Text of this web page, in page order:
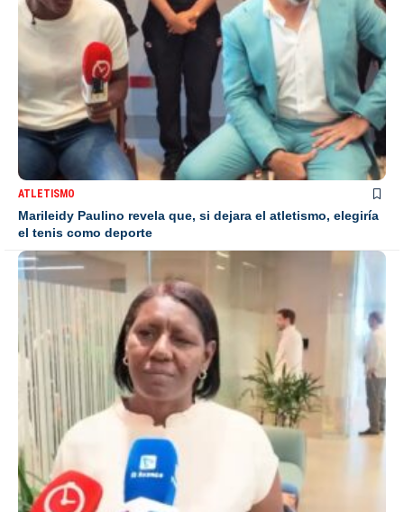
ATLETISMO
Marileidy Paulino revela que, si dejara el atletismo, elegiría
el tenis como deporte